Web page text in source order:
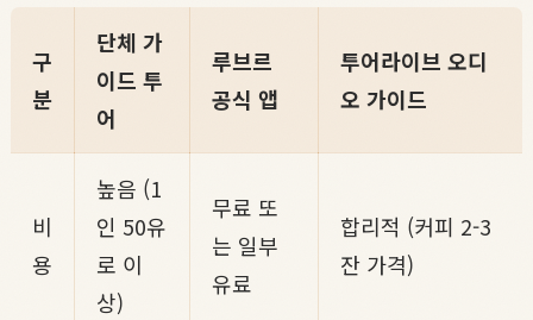
구
분
단체 가
이드 투
어
루브르
공식 앱
투어라이브 오디
오 가이드
비
용
높음 (1
인 50유
로 이
상)
무료 또
는 일부
유료
합리적 (커피 2-3
잔 가격)